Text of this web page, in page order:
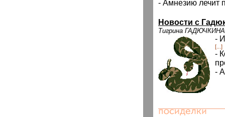
- Амнезию лечит
Новости с
Тигрина ГАДЮЧКИНА
-
[...]
-
-